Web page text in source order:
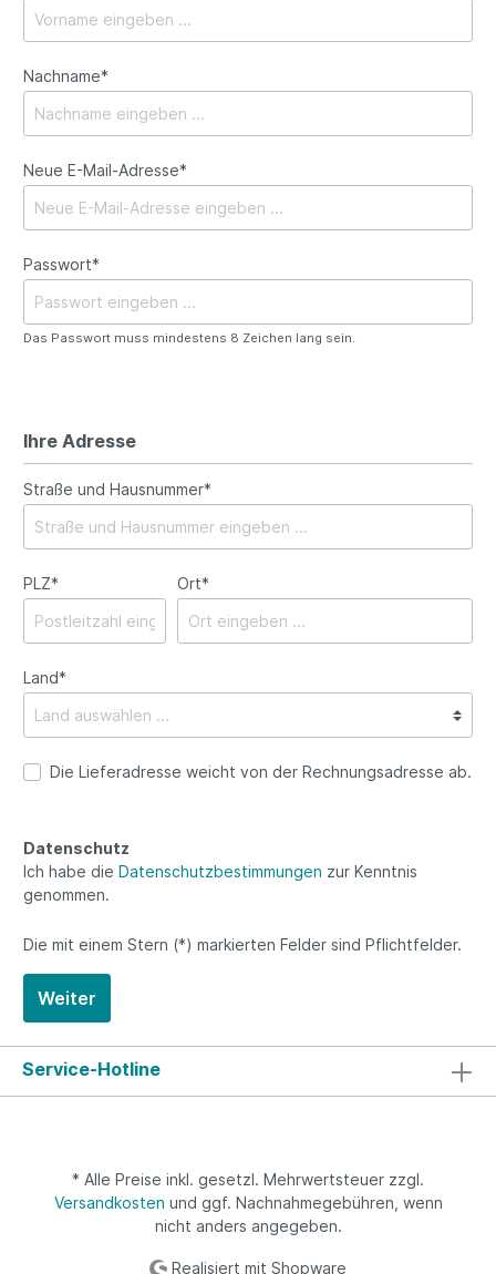
Nachname*
Neue E-Mail-Adresse*
Passwort*
Das Passwort muss mindestens 8 Zeichen lang sein.
Ihre Adresse
Straße und Hausnummer*
PLZ* Ort*
Land*
Die Lieferadresse weicht von der Rechnungsadresse ab.
Datenschutz
Ich habe die Datenschutzbestimmungen zur Kenntnis
genommen.
Die mit einem Stern (*) markierten Felder sind Pflichtfelder.
Weiter
Service-Hotline
* Alle Preise inkl. gesetzl. Mehrwertsteuer zzgl.
Versandkosten und ggf. Nachnahmegebühren, wenn
nicht anders angegeben.
Realisiert mit Shopware